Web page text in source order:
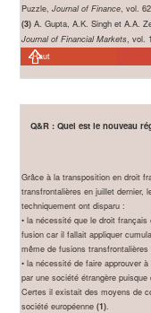
Puzzle, Journal of Finance, vol.
(3) A. Gupta, A.K. Singh et A.A.
Journal of Financial Markets, vol.
Haut
Q&R : Quel est le nouveau
Grâce à la transposition en droit
transfrontalières en juillet dernier,
techniquement ont disparu :
• la nécessité que le droit
fusion car il fallait appliquer
même de fusions transfrontalières
• la nécessité de faire approuver
par une société étrangère
Certes il existait des moyens de
société européenne (1).